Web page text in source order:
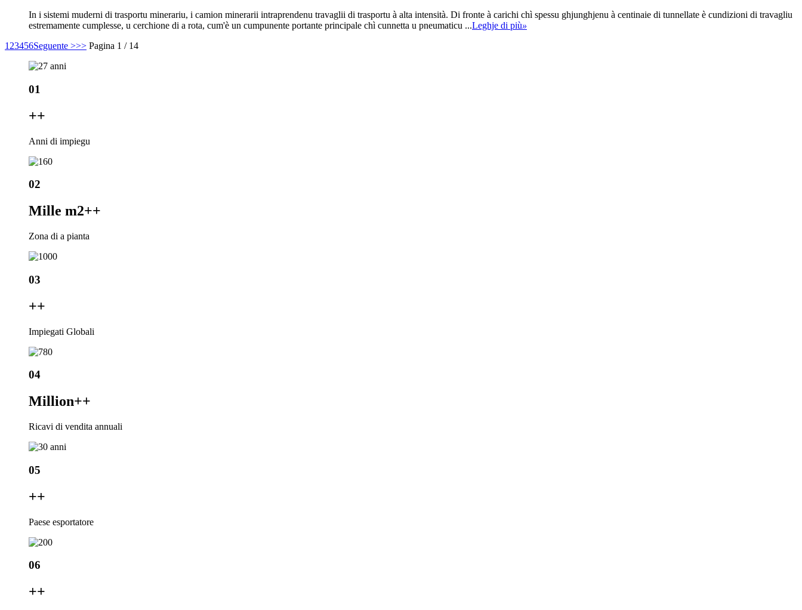
In i sistemi muderni di trasportu minerariu, i camion minerarii intraprendenu travaglii di trasportu à alta intensità. Di fronte à carichi chì spessu ghjunghjenu à centinaie di tunnellate è cundizioni di travagliu
estremamente cumplesse, u cerchione di a rota, cum'è un cumpunente portante principale chì cunnetta u pneumaticu ...Leghje di più»
1 23456Seguente >>> Pagina 1 / 14
01
++
Anni di impiegu
02
Mille m2++
Zona di a pianta
03
++
Impiegati Globali
04
Million++
Ricavi di vendita annuali
05
++
Paese esportatore
06
++